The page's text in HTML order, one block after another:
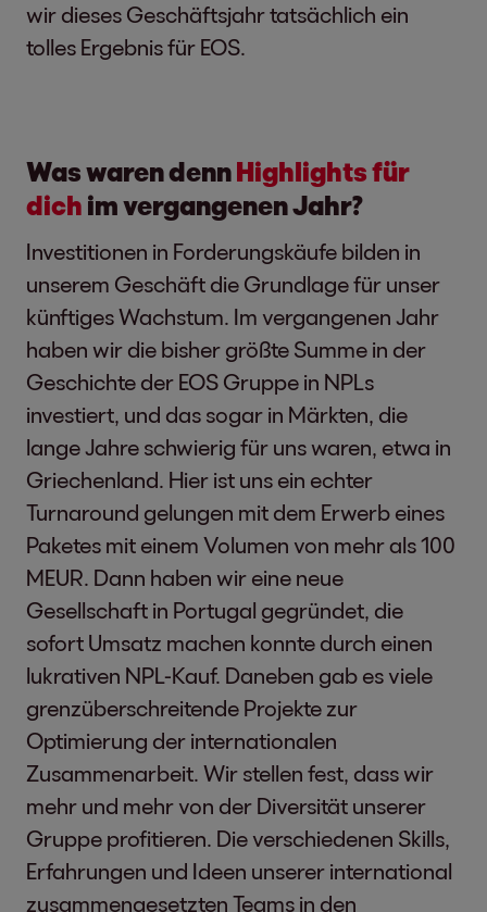
wir dieses Geschäftsjahr tatsächlich ein
tolles Ergebnis für EOS.
Was waren dennHighlights für
dich im vergangenen Jahr?
Investitionen in Forderungskäufe bilden in
unserem Geschäft die Grundlage für unser
künftiges Wachstum. Im vergangenen Jahr
haben wir die bisher größte Summe in der
Geschichte der EOS Gruppe in NPLs
investiert, und das sogar in Märkten, die
lange Jahre schwierig für uns waren, etwa in
Griechenland. Hier ist uns ein echter
Turnaround gelungen mit dem Erwerb eines
Paketes mit einem Volumen von mehr als 100
MEUR. Dann haben wir eine neue
Gesellschaft in Portugal gegründet, die
sofort Umsatz machen konnte durch einen
lukrativen NPL-Kauf. Daneben gab es viele
grenzüberschreitende Projekte zur
Optimierung der internationalen
Zusammenarbeit. Wir stellen fest, dass wir
mehr und mehr von der Diversität unserer
Gruppe profitieren. Die verschiedenen Skills,
Erfahrungen und Ideen unserer international
zusammengesetzten Teams in den